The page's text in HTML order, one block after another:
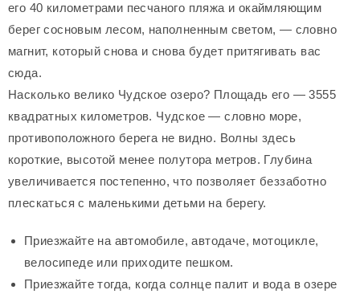
его 40 километрами песчаного пляжа и окаймляющим
берег сосновым лесом, наполненным светом, — словно
магнит, который снова и снова будет притягивать вас
сюда.
Насколько велико Чудское озеро? Площадь его — 3555
квадратных километров. Чудское — словно море,
противоположного берега не видно. Волны здесь
короткие, высотой менее полутора метров. Глубина
увеличивается постепенно, что позволяет беззаботно
плескаться с маленькими детьми на берегу.
Приезжайте на автомобиле, автодаче, мотоцикле,
велосипеде или приходите пешком.
Приезжайте тогда, когда солнце палит и вода в озере